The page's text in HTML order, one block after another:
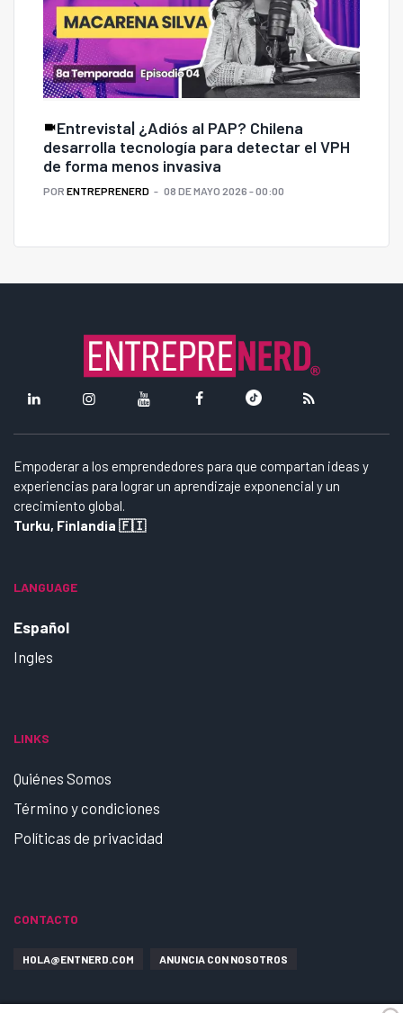
Entrevista| ¿Adiós al PAP? Chilena
desarrolla tecnología para detectar el VPH
de forma menos invasiva
POR ENTREPRENERD 08 DE MAYO 2026 - 00:00
Empoderar a los emprendedores para que compartan ideas y
experiencias para lograr un aprendizaje exponencial y un
crecimiento global.
Turku, Finlandia 🇫🇮
LANGUAGE
Español
Ingles
LINKS
Quiénes Somos
Término y condiciones
Políticas de privacidad
CONTACTO
HOLA@ENTNERD.COM ANUNCIA CON NOSOTROS